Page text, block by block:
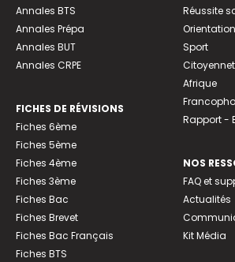
Annales BTS
Annales Prépa
Annales BUT
Annales CRPE
FICHES DE RÉVISIONS
Fiches 6ème
Fiches 5ème
Fiches 4ème
Fiches 3ème
Fiches Bac
Fiches Brevet
Fiches Bac Français
Fiches BTS
Réussite
Orientation
Sport
Afrique
Rapport -
NOS
FAQ et
Actualités
Kit Média